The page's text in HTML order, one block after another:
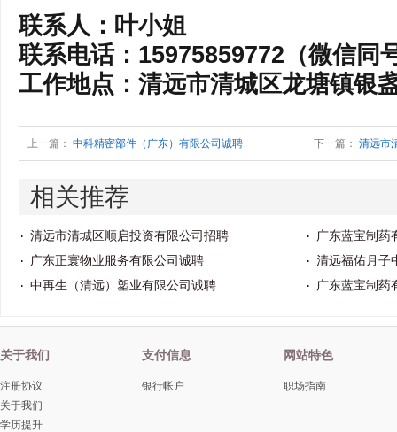
联系人：叶小姐
联系电话：15975859772（微信同
工作地点：清远市清城区龙塘镇银
上一篇： 中科精密部件（广东）有限公司诚聘 下一篇： 清远市
相关推荐
清远市清城区顺启投资有限公司招聘
广东蓝宝制药
广东正寰物业服务有限公司诚聘
清远福佑月子
中再生（清远）塑业有限公司诚聘
广东蓝宝制药
关于我们
注册协议
关于我们
学历提升
支付信息
银行帐户
网站特色
职场指南